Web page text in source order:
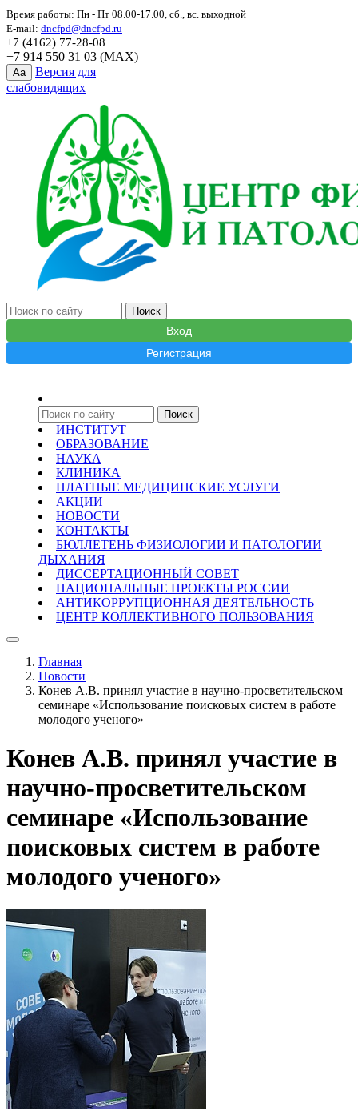
Время работы: Пн - Пт 08.00-17.00, сб., вс. выходной
E-mail: dncfpd@dncfpd.ru
+7 (4162) 77-28-08
+7 914 550 31 03 (MAX)
Aa
Версия для
слабовидящих
Вход
Регистрация
ИНСТИТУТ
ОБРАЗОВАНИЕ
НАУКА
КЛИНИКА
ПЛАТНЫЕ МЕДИЦИНСКИЕ УСЛУГИ
АКЦИИ
НОВОСТИ
КОНТАКТЫ
БЮЛЛЕТЕНЬ ФИЗИОЛОГИИ И ПАТОЛОГИИ
ДЫХАНИЯ
ДИССЕРТАЦИОННЫЙ СОВЕТ
НАЦИОНАЛЬНЫЕ ПРОЕКТЫ РОССИИ
АНТИКОРРУПЦИОННАЯ ДЕЯТЕЛЬНОСТЬ
ЦЕНТР КОЛЛЕКТИВНОГО ПОЛЬЗОВАНИЯ
Главная
Новости
Конев А.В. принял участие в научно-просветительском
семинаре «Использование поисковых систем в работе
молодого ученого»
Конев А.В. принял участие в
научно-просветительском
семинаре «Использование
поисковых систем в работе
молодого ученого»